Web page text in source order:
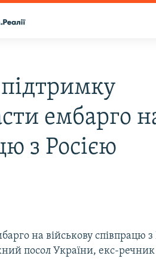
ембарго
з Росією
на військову співпрацю з
посол України, екс-